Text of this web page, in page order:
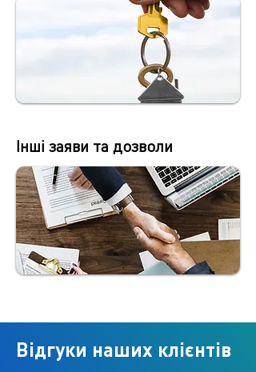
Інші заяви та дозволи
Відгуки наших клієнтів